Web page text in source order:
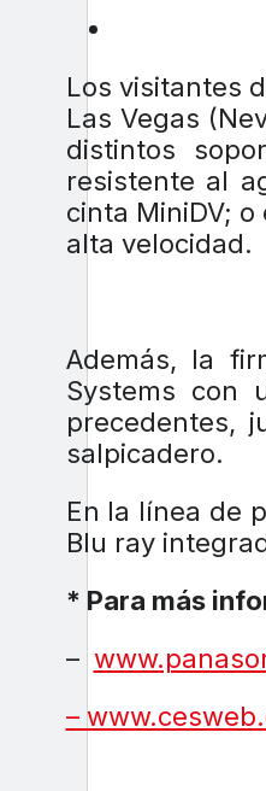
Los visitantes
Las Vegas
distintos
resistente al
cinta MiniDV;
alta velocidad.
Además, la
Systems con
precedentes,
salpicadero.
En la línea de
Blu ray
* Para más
–
–